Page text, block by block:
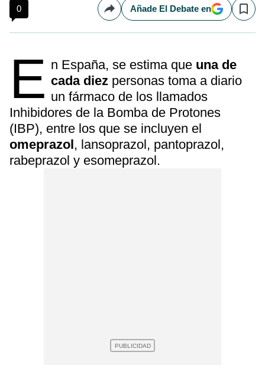
0 CompartirAñade El Debate en Save
E n España, se estima que una de
cada diez personas toma a diario
un fármaco de los llamados
Inhibidores de la Bomba de Protones
(IBP), entre los que se incluyen el
omeprazol, lansoprazol, pantoprazol,
rabeprazol y esomeprazol.